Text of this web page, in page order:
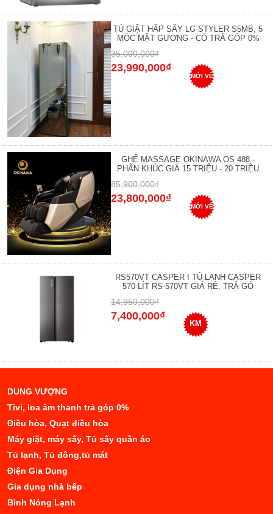
TỦ GIẶT HẤP SẤY LG STYLER S5MB, 5
MÓC MẶT GƯƠNG - CÓ TRẢ GÓP 0%
35,000,000₫
23,990,000₫
MỚI VỀ
GHẾ MASSAGE OKINAWA OS 488 -
PHÂN KHÚC GIÁ 15 TRIỆU - 20 TRIỆU
85,900,000₫
23,800,000₫
MỚI VỀ
RS570VT CASPER I TỦ LẠNH CASPER
570 LÍT RS-570VT GIÁ RẺ, TRẢ GÓ
14,950,000₫
7,400,000₫
KM
DUNG VƯỢNG
Tivi, loa âm thanh trả góp 0%
Điều hòa, Quạt điều hòa
Máy giặt, máy sấy, Tủ sấy quần áo
Tủ lạnh, Tủ đông,tủ mát
Điện Gia Dụng
Gia dụng nhà bếp
Bình Nóng Lạnh